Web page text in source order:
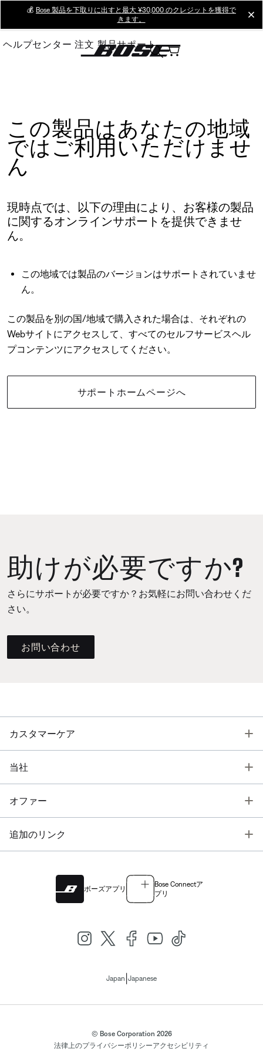
Main
💰 Bose 製品を下取りに出すと最大 ¥30,000 のクレジットを獲得で
きます。
ヘルプセンター 注文 製品サポート
この製品はあなたの地域
ではご利用いただけませ
ん
現時点では、以下の理由により、お客様の製品
に関するオンラインサポートを提供できませ
ん。
この地域では製品のバージョンはサポートされていませ
ん。
この製品を別の国/地域で購入された場合は、それぞれの
Webサイトにアクセスして、すべてのセルフサービスヘル
プコンテンツにアクセスしてください。
サポートホームページへ
助けが必要ですか?
さらにサポートが必要ですか？お気軽にお問い合わせくだ
さい。
お問い合わせ
カスタマーケア
当社
オファー
追加のリンク
ボーズアプリ
Bose Connectア
プリ
Japan Japanese
© Bose Corporation 2026
法律上のプライバシーポリシーアクセシビリティ